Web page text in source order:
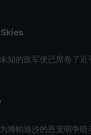
知的敌军便已席卷了
博帕迪沙的恩宠明争